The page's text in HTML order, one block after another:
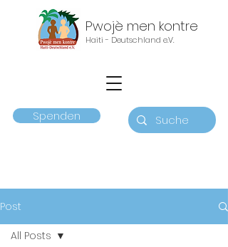
Pwojè men kontre
Haiti - Deutschland e.V.
Spenden
Post
All Posts